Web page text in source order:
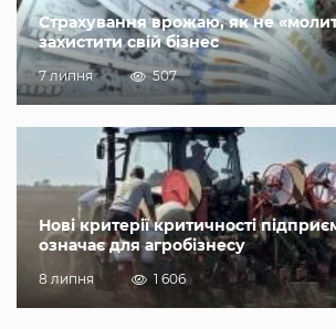
Страхування врожаю, як не
захистити свій бізнес
7 липня 507
Нові критерії критичності
означає для агробізнесу
8 липня 1 606